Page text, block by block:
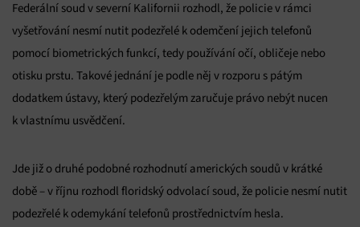
Federální soud v severní Kalifornii rozhodl, že policie v rámci
vyšetřování nesmí nutit podezřelé k odemčení jejich telefonů
pomocí biometrických funkcí, tedy používání očí, obličeje nebo
otisku prstu. Takové jednání je podle něj v rozporu s pátým
dodatkem ústavy, který podezřelým zaručuje právo nebýt nucen
k vlastnímu usvědčení.
Jde již o druhé podobné rozhodnutí amerických soudů v krátké
době – v říjnu rozhodl floridský odvolací soud, že policie nesmí nutit
podezřelé k odemykání telefonů prostřednictvím hesla.